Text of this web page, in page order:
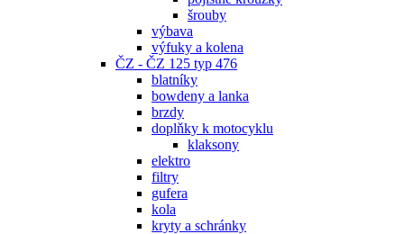
šrouby
výbava
výfuky a kolena
ČZ - ČZ 125 typ 476
blatníky
bowdeny a lanka
brzdy
doplňky k motocyklu
klaksony
elektro
filtry
gufera
kola
kryty a schránky